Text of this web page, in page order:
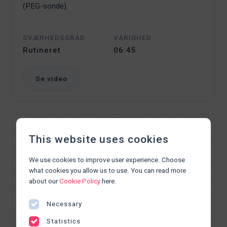
(PEG-sonde).
SVÆRHEDSGRAD
Rutineret
VARIGHED
06:45
Se video
This website uses cookies
We use cookies to improve user experience. Choose
what cookies you allow us to use. You can read more
about ourCookie Policy here.
Necessary
Statistics